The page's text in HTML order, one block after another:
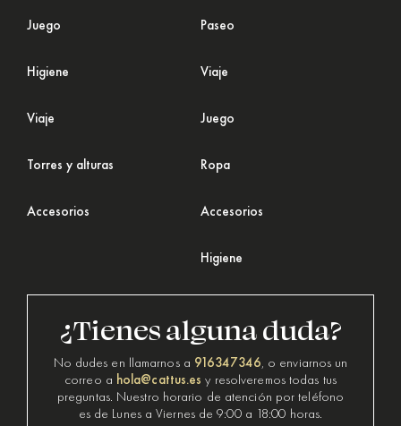
Juego
Higiene
Viaje
Torres y alturas
Accesorios
Paseo
Viaje
Juego
Ropa
Accesorios
Higiene
¿Tienes alguna duda?
No dudes en llamarnos a 916347346, o enviarnos un
correo a hola@cattus.es y resolveremos todas tus
preguntas. Nuestro horario de atención por teléfono
es de Lunes a Viernes de 9:00 a 18:00 horas.